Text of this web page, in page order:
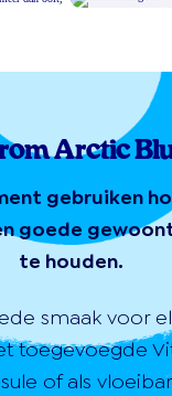
Arctic
gebruiken
goede
te houden.
smaak voor
toegevoegde
of als